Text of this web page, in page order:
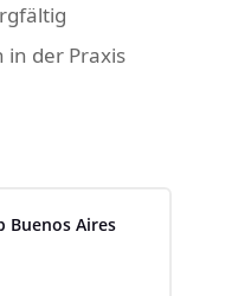
in der Praxis
Buenos Aires